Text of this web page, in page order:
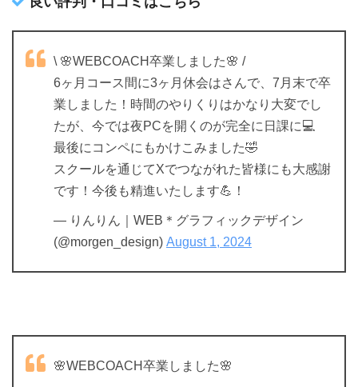
\ 🌸WEBCOACH卒業しました🌸 /
6ヶ月コース間に3ヶ月休会はさんで、7月末で卒
業しました！時間のやりくりはかなり大変でし
たが、今では夜PCを開くのが完全に日課に💻
最後にコンペにもかけこみました🤣
スクールを通じてXでつながれた皆様にも大感謝
です！今後も精進いたします💪！
— りんりん｜WEB＊グラフィックデザイン
(@morgen_design) August 1, 2024
🌸WEBCOACH卒業しました🌸